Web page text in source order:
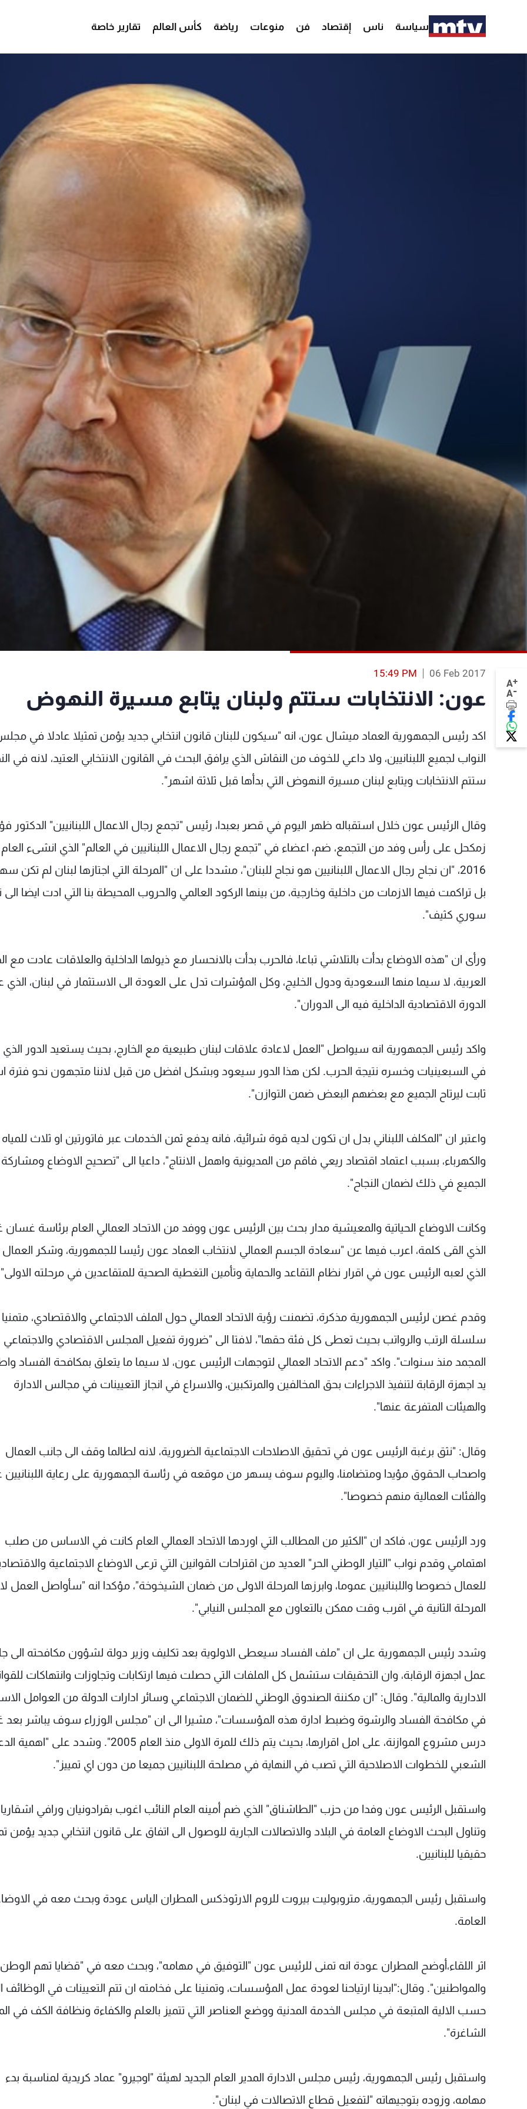
سياسة ناس إقتصاد فن منوعات رياضة كأس العالم تقارير خاصة
A+
A-
06 Feb 2017
15:49 PM
عون: الانتخابات ستتم ولبنان يتابع مسيرة النهوض
اكد رئيس الجمهورية العماد ميشال عون، انه "سيكون للبنان قانون انتخابي جديد يؤمن تمثيلا عادلا في
النواب لجميع اللبنانيين، ولا داعي للخوف من النقاش الذي يرافق البحث في القانون الانتخابي العتيد، لانه في
ستتم الانتخابات ويتابع لبنان مسيرة النهوض التي بدأها قبل ثلاثة اشهر".
وقال الرئيس عون خلال استقباله ظهر اليوم في قصر بعبدا، رئيس "تجمع رجال الاعمال اللبنانيين" الدكتور
زمكحل على رأس وفد من التجمع، ضم، اعضاء في "تجمع رجال الاعمال اللبنانيين في العالم" الذي انشىء العام
2016، "ان نجاح رجال الاعمال اللبنانيين هو نجاح للبنان"، مشددا على ان "المرحلة التي اجتازها لبنان لم تكن
بل تراكمت فيها الازمات من داخلية وخارجية، من بينها الركود العالمي والحروب المحيطة بنا التي ادت ايضا الى
سوري كثيف".
ورأى ان "هذه الاوضاع بدأت بالتلاشي تباعا، فالحرب بدأت بالانحسار مع ذيولها الداخلية والعلاقات عادت مع
العربية، لا سيما منها السعودية ودول الخليج، وكل المؤشرات تدل على العودة الى الاستثمار في لبنان،
الدورة الاقتصادية الداخلية فيه الى الدوران".
واكد رئيس الجمهورية انه سيواصل "العمل لاعادة علاقات لبنان طبيعية مع الخارج، بحيث يستعيد الدور الذي
في السبعينيات وخسره نتيجة الحرب. لكن هذا الدور سيعود وبشكل افضل من قبل لاننا متجهون نحو فترة
ثابت ليرتاح الجميع مع بعضهم البعض ضمن التوازن".
واعتبر ان "المكلف اللبناني بدل ان تكون لديه قوة شرائية، فانه يدفع ثمن الخدمات عبر فاتورتين او ثلاث للمياه
والكهرباء، بسبب اعتماد اقتصاد ريعي فاقم من المديونية واهمل الانتاج"، داعيا الى "تصحيح الاوضاع ومشاركة
الجميع في ذلك لضمان النجاح".
وكانت الاوضاع الحياتية والمعيشية مدار بحث بين الرئيس عون ووفد من الاتحاد العمالي العام برئاسة
الذي القى كلمة، اعرب فيها عن "سعادة الجسم العمالي لانتخاب العماد عون رئيسا للجمهورية، وشكر العمال
الذي لعبه الرئيس عون في اقرار نظام التقاعد والحماية وتأمين التغطية الصحية للمتقاعدين في مرحلته
وقدم غصن لرئيس الجمهورية مذكرة، تضمنت رؤية الاتحاد العمالي حول الملف الاجتماعي والاقتصادي، متمنيا
سلسلة الرتب والرواتب بحيث تعطى كل فئة حقها"، لافتا الى "ضرورة تفعيل المجلس الاقتصادي والاجتماعي
المجمد منذ سنوات". واكد "دعم الاتحاد العمالي لتوجهات الرئيس عون، لا سيما ما يتعلق بمكافحة الفساد
يد اجهزة الرقابة لتنفيذ الاجراءات بحق المخالفين والمرتكبين، والاسراع في انجاز التعيينات في مجالس الادارة
والهيئات المتفرعة عنها".
وقال: "نثق برغبة الرئيس عون في تحقيق الاصلاحات الاجتماعية الضرورية، لانه لطالما وقف الى جانب العمال
واصحاب الحقوق مؤيدا ومتضامنا، واليوم سوف يسهر من موقعه في رئاسة الجمهورية على رعاية اللبنانيين
والفئات العمالية منهم خصوصا".
ورد الرئيس عون، فاكد ان "الكثير من المطالب التي اوردها الاتحاد العمالي العام كانت في الاساس من صلب
اهتمامي وقدم نواب "التيار الوطني الحر" العديد من اقتراحات القوانين التي ترعى الاوضاع الاجتماعية
للعمال خصوصا واللبنانيين عموما، وابرزها المرحلة الاولى من ضمان الشيخوخة"، مؤكدا انه "سأواصل العمل
المرحلة الثانية في اقرب وقت ممكن بالتعاون مع المجلس النيابي".
وشدد رئيس الجمهورية على ان "ملف الفساد سيعطى الاولوية بعد تكليف وزير دولة لشؤون مكافحته الى
عمل اجهزة الرقابة، وان التحقيقات ستشمل كل الملفات التي حصلت فيها ارتكابات وتجاوزات وانتهاكات
الادارية والمالية". وقال: "ان مكننة الصندوق الوطني للضمان الاجتماعي وسائر ادارات الدولة من العوامل
في مكافحة الفساد والرشوة وضبط ادارة هذه المؤسسات"، مشيرا الى ان "مجلس الوزراء سوف يباشر بعد
درس مشروع الموازنة، على امل اقرارها، بحيث يتم ذلك للمرة الاولى منذ العام 2005". وشدد على
الشعبي للخطوات الاصلاحية التي تصب في النهاية في مصلحة اللبنانيين جميعا من دون اي تمييز".
واستقبل الرئيس عون وفدا من حزب "الطاشناق" الذي ضم أمينه العام النائب اغوب بقرادونيان ورافي
وتناول البحث الاوضاع العامة في البلاد والاتصالات الجارية للوصول الى اتفاق على قانون انتخابي جديد يؤمن
حقيقيا للبنانيين.
واستقبل رئيس الجمهورية، متروبوليت بيروت للروم الارثوذكس المطران الياس عودة وبحث معه في
العامة.
اثر اللقاء،أوضح المطران عودة انه تمنى للرئيس عون "التوفيق في مهامه"، وبحث معه في "قضايا تهم الوطن
والمواطنين". وقال:"ابدينا ارتياحنا لعودة عمل المؤسسات، وتمنينا على فخامته ان تتم التعيينات في الوظائف
حسب الالية المتبعة في مجلس الخدمة المدنية ووضع العناصر التي تتميز بالعلم والكفاءة ونظافة الكف في
الشاغرة".
واستقبل رئيس الجمهورية، رئيس مجلس الادارة المدير العام الجديد لهيئة "اوجيرو" عماد كريدية لمناسبة بدء
مهامه، وزوده بتوجيهاته "لتفعيل قطاع الاتصالات في لبنان".